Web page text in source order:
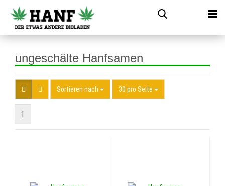
ungeschälte Hanfsamen
Sortieren nach 30 pro Seite
1